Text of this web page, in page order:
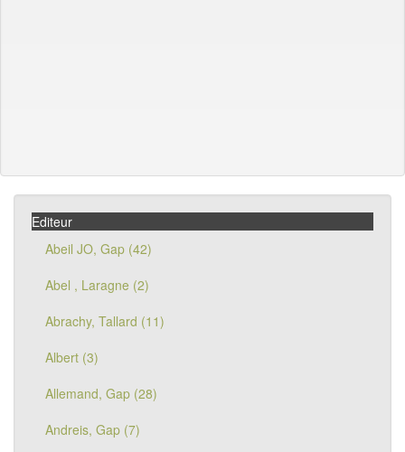
Editeur
Abeil JO, Gap (42)
Abel , Laragne (2)
Abrachy, Tallard (11)
Albert (3)
Allemand, Gap (28)
Andreis, Gap (7)